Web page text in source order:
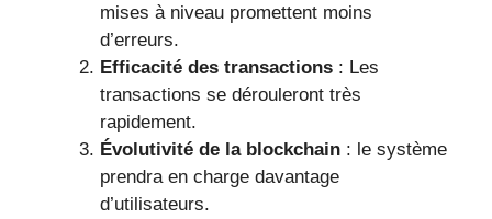
mises à niveau promettent moins
d’erreurs.
Efficacité des transactions : Les
transactions se dérouleront très
rapidement.
Évolutivité de la blockchain : le système
prendra en charge davantage
d’utilisateurs.